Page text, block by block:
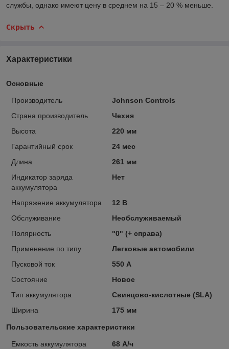
службы, однако имеют цену в среднем на 15 – 20 % меньше.
Скрыть
Характеристики
Основные
Производитель
Johnson Controls
Страна производитель
Чехия
Высота
220 мм
Гарантийный срок
24 мес
Длина
261 мм
Индикатор заряда
аккумулятора
Нет
Напряжение аккумулятора
12 В
Обслуживание
Необслуживаемый
Полярность
"0" (+ справа)
Применение по типу
Легковые автомобили
Пусковой ток
550 А
Состояние
Новое
Тип аккумулятора
Свинцово-кислотные (SLA)
Ширина
175 мм
Пользовательские характеристики
Емкость аккумулятора
68 А/ч